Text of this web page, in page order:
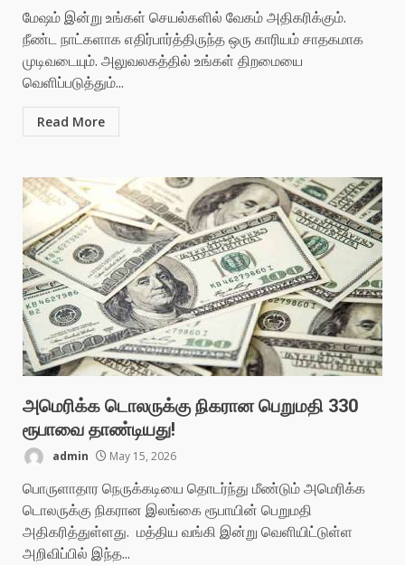
மேஷம் இன்று உங்கள் செயல்களில் வேகம் அதிகரிக்கும்.
நீண்ட நாட்களாக எதிர்பார்த்திருந்த ஒரு காரியம் சாதகமாக
முடிவடையும். அலுவலகத்தில் உங்கள் திறமையை
வெளிப்படுத்தும்...
Read More
அமெரிக்க டொலருக்கு நிகரான பெறுமதி 330
ரூபாவை தாண்டியது!
admin May 15, 2026
பொருளாதார நெருக்கடியை தொடர்ந்து மீண்டும் அமெரிக்க
டொலருக்கு நிகரான இலங்கை ரூபாயின் பெறுமதி
அதிகரித்துள்ளது. மத்திய வங்கி இன்று வெளியிட்டுள்ள
அறிவிப்பில் இந்த...